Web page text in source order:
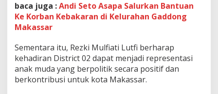
baca juga :Andi Seto Asapa Salurkan Bantuan
Ke Korban Kebakaran di Kelurahan Gaddong
Makassar
Sementara itu, Rezki Mulfiati Lutfi berharap
kehadiran District 02 dapat menjadi representasi
anak muda yang berpolitik secara positif dan
berkontribusi untuk kota Makassar.